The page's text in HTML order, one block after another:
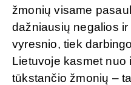
žmonių visame
dažniausių negalios
vyresnio, tiek
Lietuvoje kasmet nuo
tūkstančio žmonių –